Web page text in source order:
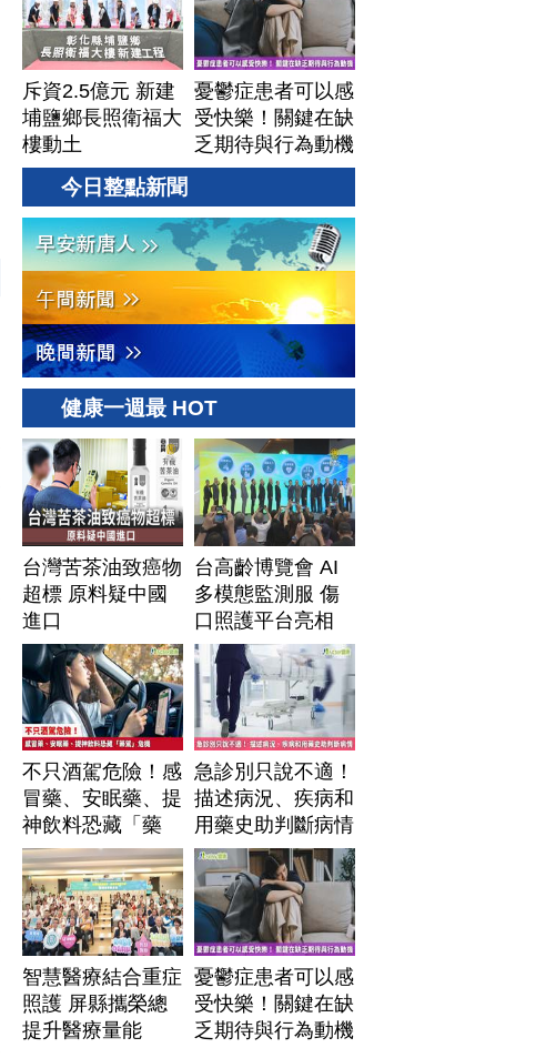
斥資2.5億元 新建
埔鹽鄉長照衛福大
樓動土
憂鬱症患者可以感
受快樂！關鍵在缺
乏期待與行為動機
今日整點新聞
健康一週最 HOT
台灣苦茶油致癌物
超標 原料疑中國
進口
台高齡博覽會 AI
多模態監測服 傷
口照護平台亮相
不只酒駕危險！感
冒藥、安眠藥、提
神飲料恐藏「藥
駕」危機
急診別只說不適！
描述病況、疾病和
用藥史助判斷病情
智慧醫療結合重症
照護 屏縣攜榮總
提升醫療量能
憂鬱症患者可以感
受快樂！關鍵在缺
乏期待與行為動機